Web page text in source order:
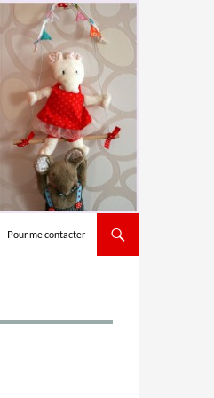
Pour me contacter